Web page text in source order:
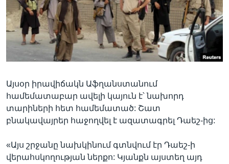
Լեզուներ
Այսօր իրավիճակն Աֆղանստանում
համեմատաբար ավելի կայուն է՝ նախորդ
տարիների հետ համեմատած: Շատ
բնակավայրեր հաջողվել է ազատագրել Դաեշ-ից:
«Այս շրջանը նախկինում գտնվում էր Դաեշ-ի
վերահսկողության ներքո: Կյանքն այստեղ այդ